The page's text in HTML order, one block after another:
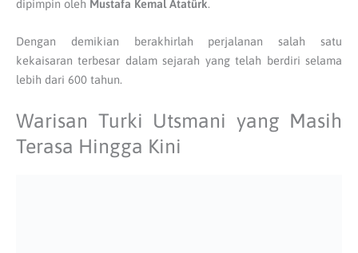
dipimpin oleh Mustafa Kemal Atatürk.
Dengan demikian berakhirlah perjalanan salah satu
kekaisaran terbesar dalam sejarah yang telah berdiri selama
lebih dari 600 tahun.
Warisan Turki Utsmani yang Masih
Terasa Hingga Kini